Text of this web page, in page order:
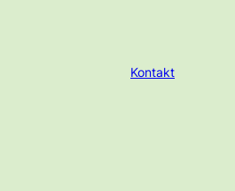
Kontakt